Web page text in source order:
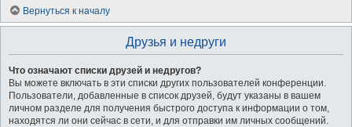
Вернуться к началу
Друзья и недруги
Что означают списки друзей и недругов?
Вы можете включать в эти списки других пользователей конференции.
Пользователи, добавленные в список друзей, будут указаны в вашем
личном разделе для получения быстрого доступа к информации о том,
находятся ли они сейчас в сети, и для отправки им личных сообщений.